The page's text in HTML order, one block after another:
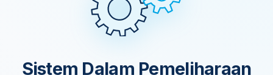
Sistem Dalam Pemeliharaan